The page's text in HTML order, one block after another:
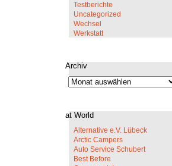
Testberichte
Uncategorized
Wechsel
Werkstatt
Archiv
Archiv
at World
Alternative e.V. Lübeck
Arctic Campers
Auto Service Schubert
Best Before